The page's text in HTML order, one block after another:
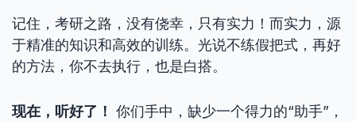
记住，考研之路，没有侥幸，只有实力！而实力，源
于精准的知识和高效的训练。光说不练假把式，再好
的方法，你不去执行，也是白搭。
现在，听好了！ 你们手中，缺少一个得力的“助手”，